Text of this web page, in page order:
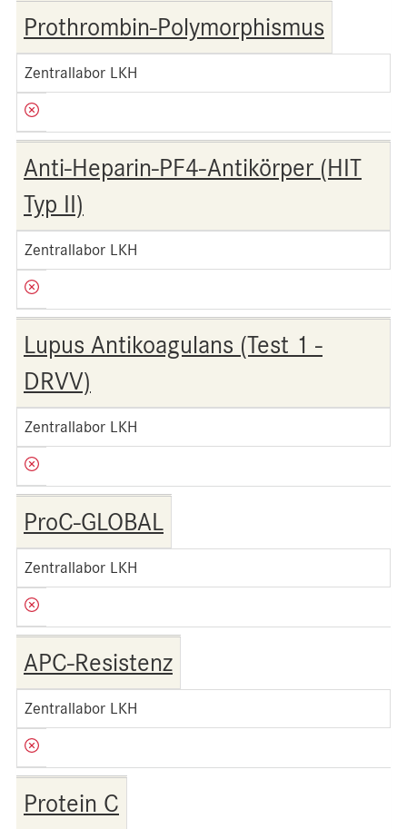
Prothrombin-Polymorphismus
Zentrallabor LKH
Anti-Heparin-PF4-Antikörper (HIT
Typ II)
Zentrallabor LKH
Lupus Antikoagulans (Test 1 -
DRVV)
Zentrallabor LKH
ProC-GLOBAL
Zentrallabor LKH
APC-Resistenz
Zentrallabor LKH
Protein C